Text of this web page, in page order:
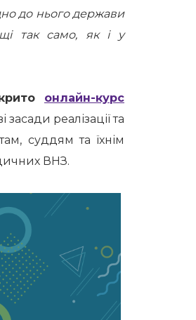
до нього держави
так само, як і у
онлайн-курс
реалізації та
суддям та їхнім
ВНЗ.